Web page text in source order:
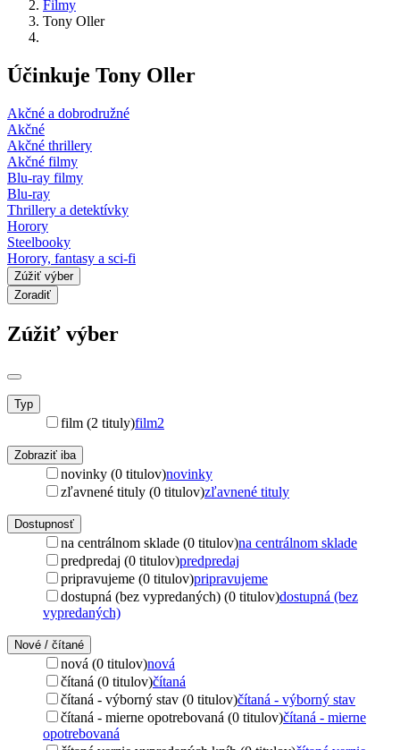
Filmy
Tony Oller
Účinkuje Tony Oller
Akčné a dobrodružné
Akčné
Akčné thrillery
Akčné filmy
Blu-ray filmy
Blu-ray
Thrillery a detektívky
Horory
Steelbooky
Horory, fantasy a sci-fi
Zúžiť výber
Zoradiť
Zúžiť výber
Typ
film (2 tituly)film2
Zobraziť iba
novinky (0 titulov)novinky
zľavnené tituly (0 titulov)zľavnené tituly
Dostupnosť
na centrálnom sklade (0 titulov)na centrálnom sklade
predpredaj (0 titulov)predpredaj
pripravujeme (0 titulov)pripravujeme
dostupná (bez vypredaných) (0 titulov)dostupná (bez
vypredaných)
Nové / čítané
nová (0 titulov)nová
čítaná (0 titulov)čítaná
čítaná - výborný stav (0 titulov)čítaná - výborný stav
čítaná - mierne opotrebovaná (0 titulov)čítaná - mierne
opotrebovaná